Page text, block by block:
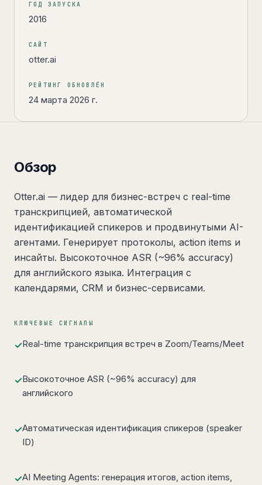
ГОД ЗАПУСКА
2016
САЙТ
otter.ai
РЕЙТИНГ ОБНОВЛЁН
24 марта 2026 г.
Обзор
Otter.ai — лидер для бизнес-встреч с real-time
транскрипцией, автоматической
идентификацией спикеров и продвинутыми AI-
агентами. Генерирует протоколы, action items и
инсайты. Высокоточное ASR (~96% accuracy)
для английского языка. Интеграция с
календарями, CRM и бизнес-сервисами.
КЛЮЧЕВЫЕ СИГНАЛЫ
✓Real-time транскрипция встреч в Zoom/Teams/Meet
✓Высокоточное ASR (~96% accuracy) для
английского
✓Автоматическая идентификация спикеров (speaker
ID)
✓AI Meeting Agents: генерация итогов, action items,